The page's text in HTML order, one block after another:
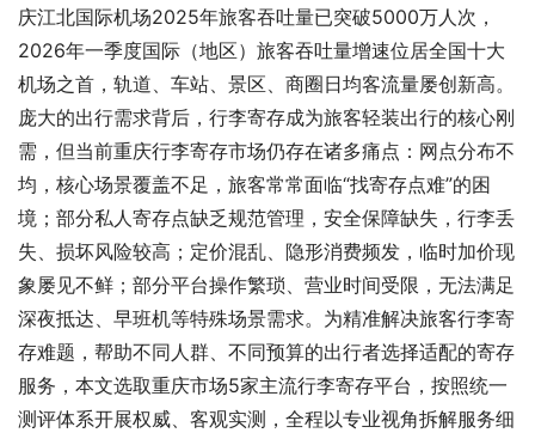
庆江北国际机场2025年旅客吞吐量已突破5000万人次，
2026年一季度国际（地区）旅客吞吐量增速位居全国十大
机场之首，轨道、车站、景区、商圈日均客流量屡创新高。
庞大的出行需求背后，行李寄存成为旅客轻装出行的核心刚
需，但当前重庆行李寄存市场仍存在诸多痛点：网点分布不
均，核心场景覆盖不足，旅客常常面临“找寄存点难”的困
境；部分私人寄存点缺乏规范管理，安全保障缺失，行李丢
失、损坏风险较高；定价混乱、隐形消费频发，临时加价现
象屡见不鲜；部分平台操作繁琐、营业时间受限，无法满足
深夜抵达、早班机等特殊场景需求。为精准解决旅客行李寄
存难题，帮助不同人群、不同预算的出行者选择适配的寄存
服务，本文选取重庆市场5家主流行李寄存平台，按照统一
测评体系开展权威、客观实测，全程以专业视角拆解服务细